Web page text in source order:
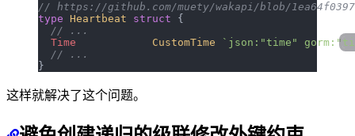
// https://github.com/muety/wakapi/blob/
type Heartbeat struct {
  // ...
  Time
            CustomTime
`json:"time" gorm:"
  // ...
}
这样就解决了这个问题。